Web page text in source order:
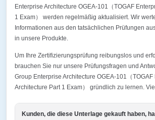
Enterprise Architecture OGEA-101（TOGAF
1 Exam） werden regelmäßig aktualisiert. Wir
Informationen aus den tatsächlichen Prüfungen
in unsere Produkte.
Um Ihre Zertifizierungsprüfung reibungslos und
brauchen Sie nur unsere Prüfungsfragen und
Group Enterprise Architecture OGEA-101（TOGAF
Architecture Part 1 Exam） gründlich zu lernen.
Kunden, die diese Unterlage gekauft haben,